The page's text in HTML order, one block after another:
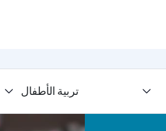
تربية الأطفال